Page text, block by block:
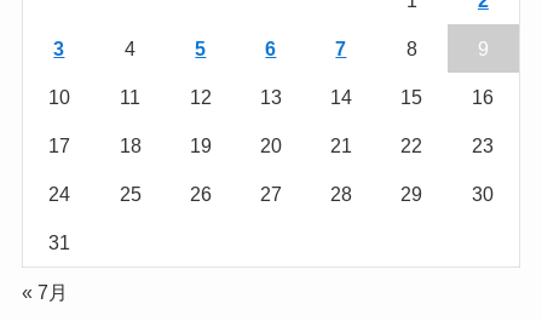
3 4 5 6 7 8 9
10 11 12 13 14 15 16
17 18 19 20 21 22 23
24 25 26 27 28 29 30
31
« 7月